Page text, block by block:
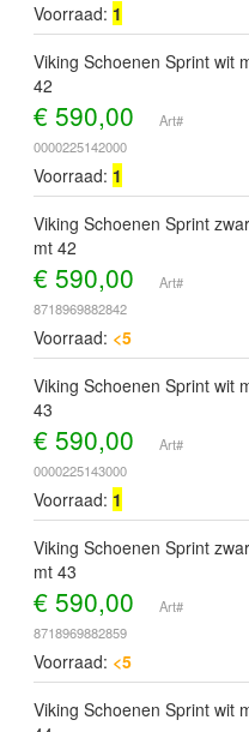
Voorraad: 1
Viking Schoenen Sprint wit
42
€ 590,00
Art#
0000225142000
Voorraad: 1
Viking Schoenen Sprint
mt 42
€ 590,00
Art#
8718969882842
Voorraad: <5
Viking Schoenen Sprint wit
43
€ 590,00
Art#
0000225143000
Voorraad: 1
Viking Schoenen Sprint
mt 43
€ 590,00
Art#
8718969882859
Voorraad: <5
Viking Schoenen Sprint wit